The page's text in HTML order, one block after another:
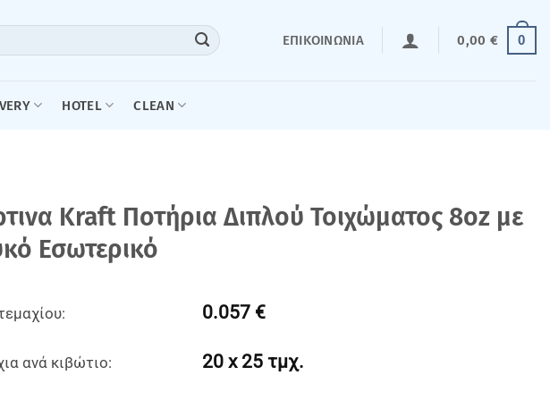
ΕΠΙΚΟΙΝΩΝΊΑ 0,00 € 0
HOTEL CLEAN
Kraft Ποτήρια Διπλού Τοιχώματος 8oz με
Εσωτερικό
0.057 €
ανά κιβώτιο: 20 x 25 τμχ.